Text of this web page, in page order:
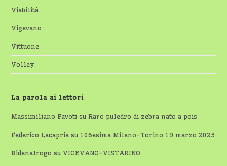
Viabilità
Vigevano
Vittuone
Volley
La parola ai lettori
Massimiliano Favoti suRaro puledro di zebra nato a pois
Federico Lacapria su 106esima Milano-Torino 19 marzo 2025
Bidenalrogo su VIGEVANO-VISTARINO